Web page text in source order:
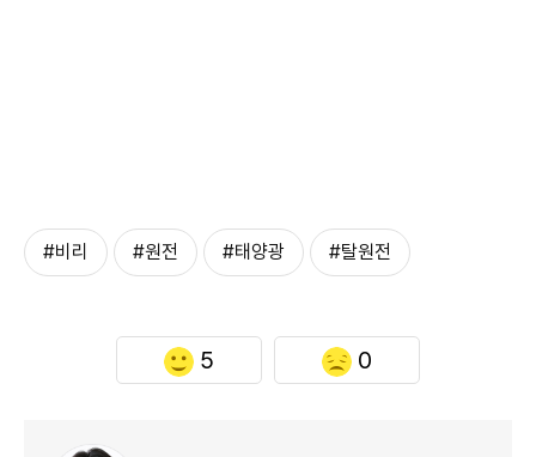
#비리 #원전 #태양광 #탈원전
5 0